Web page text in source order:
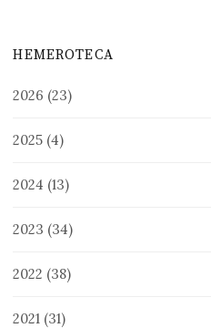
HEMEROTECA
2026 (23)
2025 (4)
2024 (13)
2023 (34)
2022 (38)
2021 (31)